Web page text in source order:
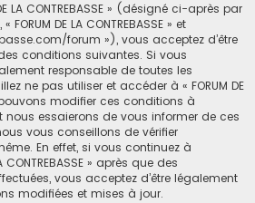
c
e
r
LA CONTREBASSE » (désigné ci-après par
DE LA CONTREBASSE » et
forum »), vous acceptez d’être
conditions suivantes. Si vous
responsable de toutes les
ne pas utiliser et accéder à « FORUM DE
pouvons modifier ces conditions à
nous essaierons de vous informer de ces
vous conseillons de vérifier
En effet, si vous continuez à
CONTREBASSE » après que des
vous acceptez d’être légalement
modifiées et mises à jour.